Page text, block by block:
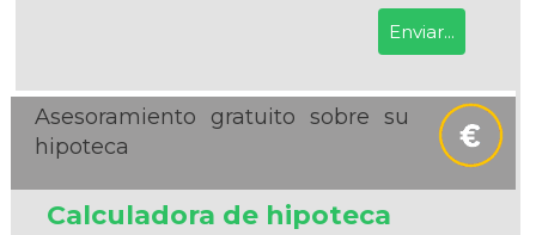
Asesoramiento gratuito sobre su
hipoteca
Calculadora de hipoteca